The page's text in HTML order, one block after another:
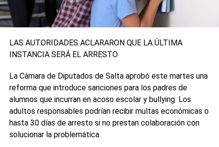
LAS AUTORIDADES ACLARARON QUE LA ÚLTIMA
INSTANCIA SERÁ EL ARRESTO
La Cámara de Diputados de Salta aprobó este martes una
reforma que introduce sanciones para los padres de
alumnos que incurran en acoso escolar y bullying. Los
adultos responsables podrían recibir multas económicas o
hasta 30 días de arresto si no prestan colaboración con
solucionar la problemática.